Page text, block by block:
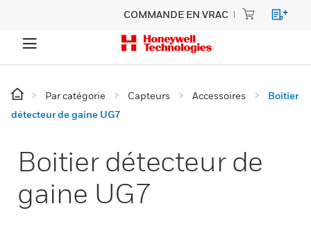
COMMANDE EN VRAC
Par catégorie Capteurs Accessoires
Boitier
détecteur de gaine UG7
Boitier détecteur de
gaine UG7